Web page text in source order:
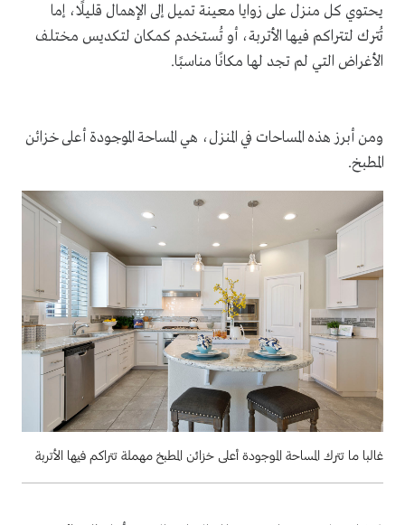
يحتوي كل منزل على زوايا معينة تميل إلى الإهمال قليلًا، إما
تُترك لتتراكم فيها الأتربة، أو تُستخدم كمكان لتكديس مختلف
الأغراض التي لم تجد لها مكانًا مناسبًا.
ومن أبرز هذه المساحات في المنزل، هي المساحة الموجودة أعلى خزائن
المطبخ.
غالبا ما تترك المساحة الموجودة أعلى خزائن المطبخ مهملة تتراكم فيها الأتربة